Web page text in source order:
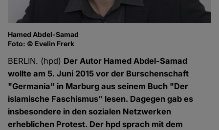
Hamed Abdel-Samad
Foto: © Evelin Frerk
BERLIN. (hpd) Der Autor Hamed Abdel-Samad
wollte am 5. Juni 2015 vor der Burschenschaft
"Germania" in Marburg aus seinem Buch "Der
islamische Faschismus" lesen. Dagegen gab es
insbesondere in den sozialen Netzwerken
erheblichen Protest. Der hpd sprach mit dem